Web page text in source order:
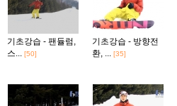
기초강습 - 팬듈럼,
스... [50]
기초강습 - 방향전
환, ... [35]